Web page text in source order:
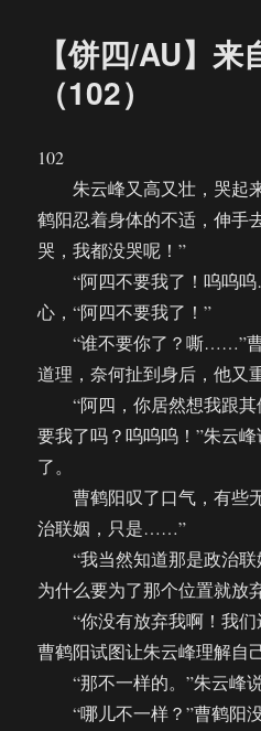
【饼四/AU】
（102）
102
朱云峰又高又壮，哭起
鹤阳忍着身体的不适，伸手
哭，我都没哭呢！”
“阿四不要我了！呜呜
心，“阿四不要我了！”
“谁不要你了？嘶……”曹
道理，奈何扯到身后，他又
“阿四，你居然想我跟其
要我了吗？呜呜呜！”朱云
了。
曹鹤阳叹了口气，有些
治联姻，只是……”
“我当然知道那是政治联
为什么要为了那个位置就放
“你没有放弃我啊！我们
曹鹤阳试图让朱云峰理解自
“那不一样的。”朱云峰
“哪儿不一样？”曹鹤阳